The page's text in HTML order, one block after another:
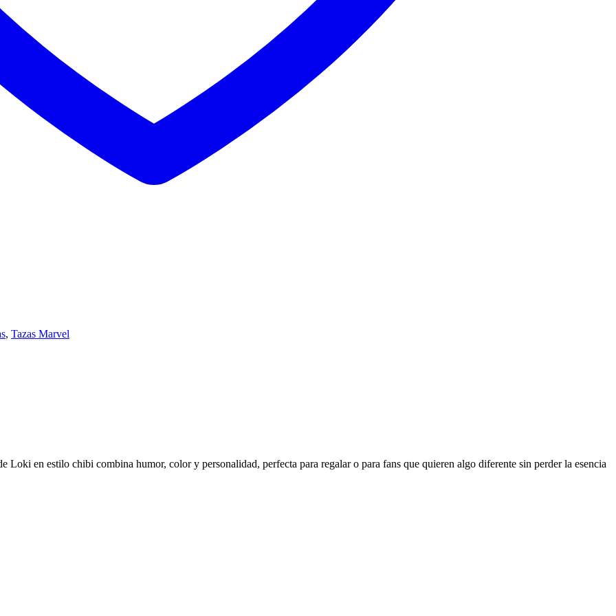
, Tazas Marvel
Loki en estilo chibi combina humor, color y personalidad, perfecta para regalar o para fans que quieren algo diferente sin perder la esencia